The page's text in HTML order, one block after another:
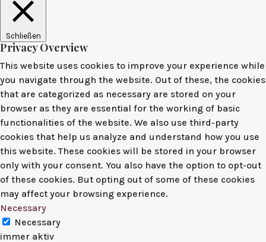
Schließen
Privacy Overview
This website uses cookies to improve your experience while
you navigate through the website. Out of these, the cookies
that are categorized as necessary are stored on your
browser as they are essential for the working of basic
functionalities of the website. We also use third-party
cookies that help us analyze and understand how you use
this website. These cookies will be stored in your browser
only with your consent. You also have the option to opt-out
of these cookies. But opting out of some of these cookies
may affect your browsing experience.
Necessary
Necessary
immer aktiv